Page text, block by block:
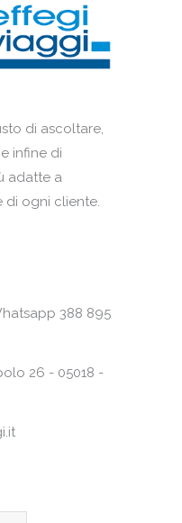
di ascoltare,
infine di
adatte a
di ogni cliente.
388 895
26 - 05018 -